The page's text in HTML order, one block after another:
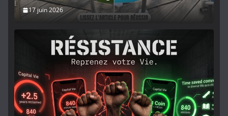
17 juin 2026